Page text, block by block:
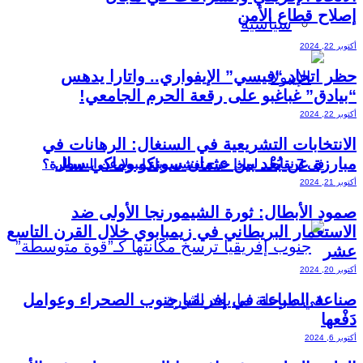
سياسية
في 7 نقاط.. لماذا خرج تفشي وباء إيبولا عن السيطرة؟
إصلاح قطاع الأمن
أكتوبر 22, 2024
حظر اتحاد “فيسي” الإيفواري.. واتارا يدهس
“بيادق” غباغبو على رقعة الحرم الجامعي!
أكتوبر 22, 2024
الانتخابات التشريعية في السنغال: الرهانات في
مبارزة عن بُعْد بين عثمان سونكو وماكي سال
أكتوبر 21, 2024
صمود الأبطال: ثورة الشيمورنجا الأولى ضد
الاستعمار البريطاني في زيمبابوي خلال القرن التاسع
عشر
أكتوبر 20, 2024
صناعة الطباعة في إفريقيا جنوب الصحراء وعوامل
دَفْعها
أكتوبر 6, 2024